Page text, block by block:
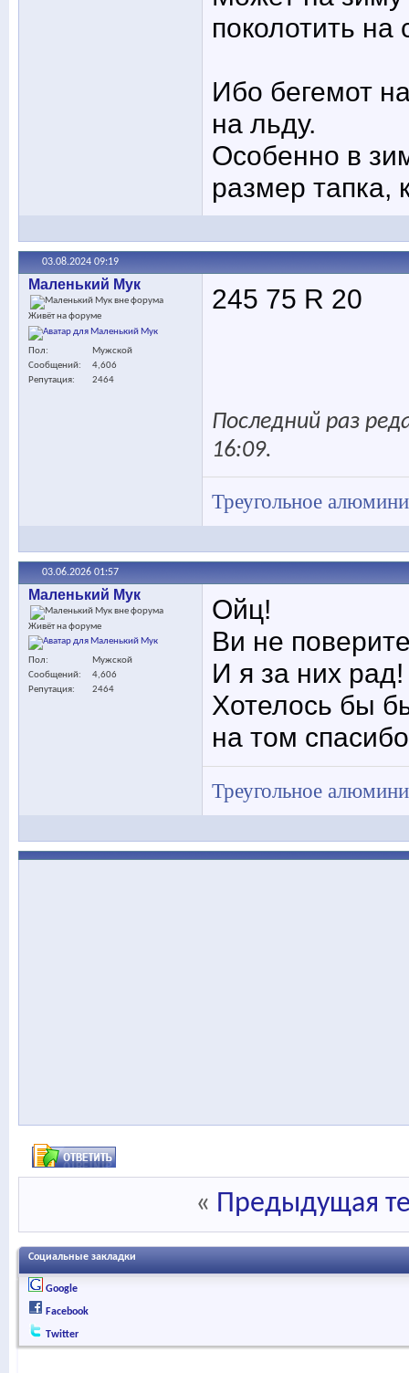
поколотить на
Ибо бегемот
на льду.
Особенно в
размер тапка,
03.08.2024 09:19
Маленький Мук
Живёт на форуме
Пол
Мужской
Сообщений
4,606
Репутация
2464
245 75 R 20
Последний раз
16:09.
Треугольное
03.06.2026 01:57
Маленький Мук
Живёт на форуме
Пол
Мужской
Сообщений
4,606
Репутация
2464
Ойц!
Ви не
И я за них рад!
Хотелось бы
на том
Треугольное
« Предыдущая
Социальные закладки
Google
Facebook
Twitter